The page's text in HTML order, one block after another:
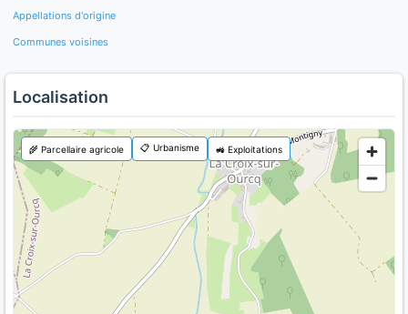
Appellations d'origine
Communes voisines
Localisation
🌾 Parcellaire agricole 📋 Urbanisme 🚜 Exploitations